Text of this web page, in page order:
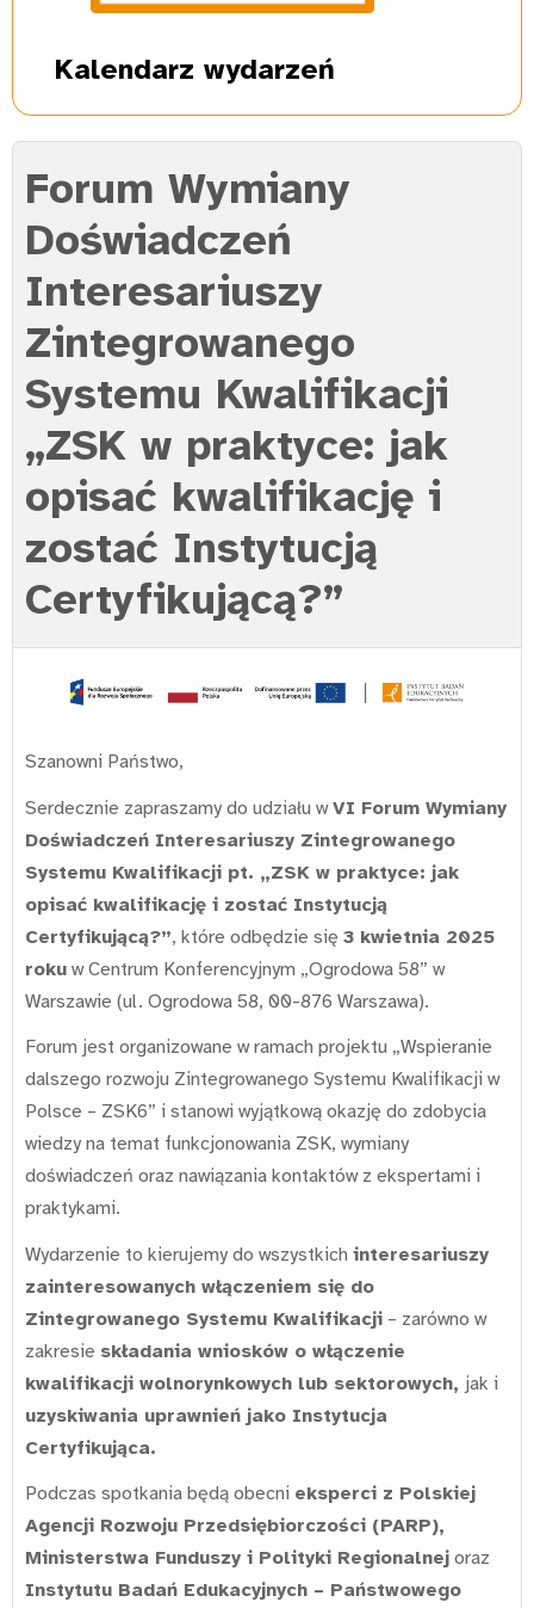
Kalendarz wydarzeń
Forum Wymiany
Doświadczeń
Interesariuszy
Zintegrowanego
Systemu Kwalifikacji
„ZSK w praktyce: jak
opisać kwalifikację i
zostać Instytucją
Certyfikującą?”
Szanowni Państwo,
Serdecznie zapraszamy do udziału wVI Forum Wymiany
Doświadczeń Interesariuszy Zintegrowanego
Systemu Kwalifikacji pt. „ZSK w praktyce: jak
opisać kwalifikację i zostać Instytucją
Certyfikującą?”, które odbędzie się 3 kwietnia 2025
roku w Centrum Konferencyjnym „Ogrodowa 58” w
Warszawie (ul. Ogrodowa 58, 00-876 Warszawa).
Forum jest organizowane w ramach projektu „Wspieranie
dalszego rozwoju Zintegrowanego Systemu Kwalifikacji w
Polsce – ZSK6” i stanowi wyjątkową okazję do zdobycia
wiedzy na temat funkcjonowania ZSK, wymiany
doświadczeń oraz nawiązania kontaktów z ekspertami i
praktykami.
Wydarzenie to kierujemy do wszystkich interesariuszy
zainteresowanych włączeniem się do
Zintegrowanego Systemu Kwalifikacji – zarówno w
zakresie składania wniosków o włączenie
kwalifikacji wolnorynkowych lub sektorowych, jak i
uzyskiwania uprawnień jako Instytucja
Certyfikująca.
Podczas spotkania będą obecni eksperci z Polskiej
Agencji Rozwoju Przedsiębiorczości (PARP),
Ministerstwa Funduszy i Polityki Regionalnej oraz
Instytutu Badań Edukacyjnych – Państwowego